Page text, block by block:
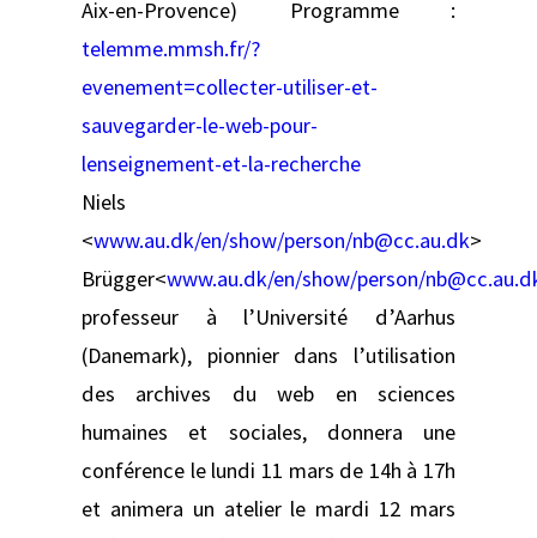
Aix-en-Provence) Programme :
telemme.mmsh.fr/?
evenement=collecter-utiliser-et-
sauvegarder-le-web-pour-
lenseignement-et-la-recherche
Niels
<www.au.dk/en/show/person/nb@cc.au.dk>
Brügger<www.au.dk/en/show/person/
professeur à l’Université d’Aarhus
(Danemark), pionnier dans l’utilisation
des archives du web en sciences
humaines et sociales, donnera une
conférence le lundi 11 mars de 14h à 17h
et animera un atelier le mardi 12 mars